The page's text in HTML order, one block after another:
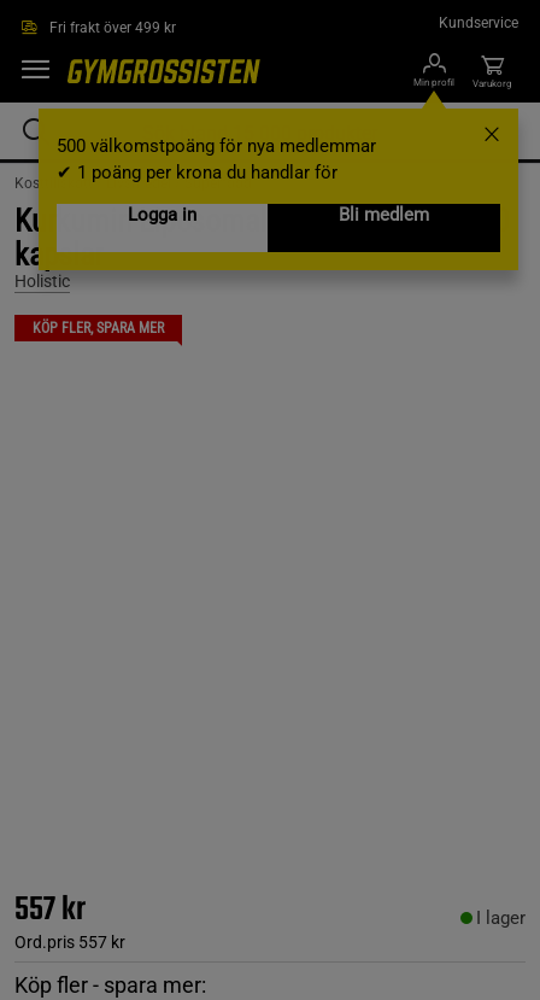
Fri frakt över 499 kr Kundservice
Min profil
500 välkomstpoäng för nya medlemmar
✔ 1 poäng per krona du handlar för
Logga in
Bli medlem
Varukorg
Kosttillskott /Livsmedel /Superfood
Kurkumin Liposomal Gurkmejaextrakt 60
kapslar
Holistic
KÖP FLER, SPARA MER
557 kr
Ord.pris 557 kr
I lager
Köp fler - spara mer: